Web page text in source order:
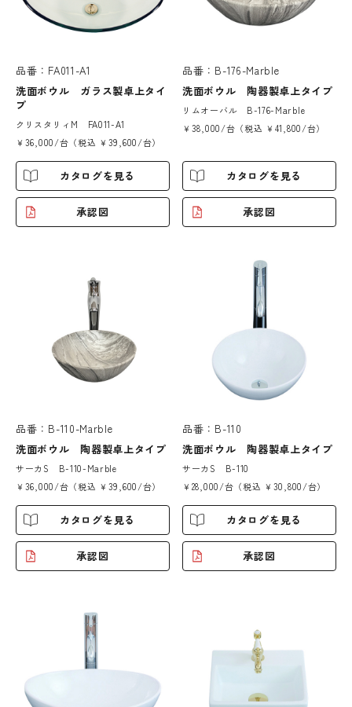
品番：FA011-A1
洗面ボウル ガラス製卓上タイ
プ
クリスタリィM FA011-A1
￥36,000/台（税込 ￥39,600/台）
カタログを見る
承認図
品番：B-176-Marble
洗面ボウル 陶器製卓上タイプ
リムオーバル B-176-Marble
￥38,000/台（税込 ￥41,800/台）
カタログを見る
承認図
品番：B-110-Marble
洗面ボウル 陶器製卓上タイプ
サーカS B-110-Marble
￥36,000/台（税込 ￥39,600/台）
カタログを見る
承認図
品番：B-110
洗面ボウル 陶器製卓上タイプ
サーカS B-110
￥28,000/台（税込 ￥30,800/台）
カタログを見る
承認図